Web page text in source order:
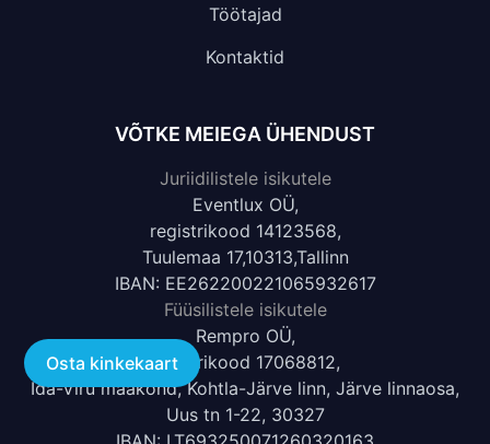
Töötajad
Kontaktid
VÕTKE MEIEGA ÜHENDUST
Juriidilistele isikutele
Eventlux OÜ,
registrikood 14123568,
Tuulemaa 17,10313,Tallinn
IBAN: EE262200221065932617
Füüsilistele isikutele
Rempro OÜ,
registrikood 17068812,
Ida-Viru maakond, Kohtla-Järve linn, Järve linnaosa,
Uus tn 1-22, 30327
Osta kinkekaart